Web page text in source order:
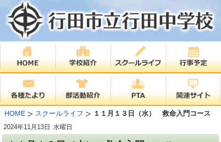
HOME スクールライフ １１月１３日（水） 救命入門コース
2024年11月13日 水曜日